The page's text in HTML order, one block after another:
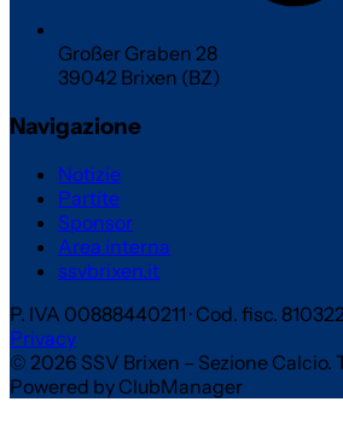
Großer Graben 28
39042 Brixen (BZ)
Navigazione
Notizie
Partite
Sponsor
Area interna
ssvbrixen.it
P. IVA 00888440211 · Cod. fisc.
Privacy
© 2026 SSV Brixen – Sezione
Powered by ClubManager